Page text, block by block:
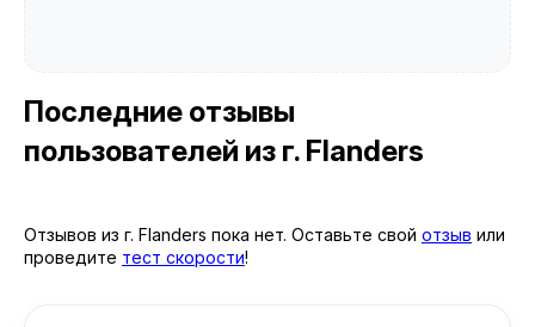
Последние отзывы
пользователей из г. Flanders
Отзывов из г. Flanders пока нет. Оставьте свой отзыв или
проведите тест скорости!